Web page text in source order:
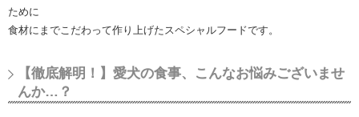
ために
食材にまでこだわって作り上げたスペシャルフードです。
【徹底解明！】愛犬の食事、こんなお悩みございませ
んか…？